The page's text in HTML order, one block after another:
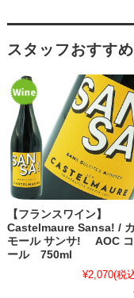
スタッフおすす
【フランスワイン】
Castelmaure Sansa! /
モール サンサ! AOC コ
ール 750ml
¥2,070(税